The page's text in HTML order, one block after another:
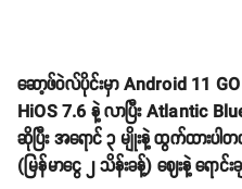
ဆော့ဖ်ဝဲလ်ပိုင်းမှာ Android 11
HiOS 7.6 နဲ့ လာပြီး Atlantic
ဆိုပြီး အရောင် ၃ မျိုးနဲ့ ထွက်ထားပ
(မြန်မာငွေ ၂ သိန်းခန့်) ဈေးနဲ့ ရောင်းခ